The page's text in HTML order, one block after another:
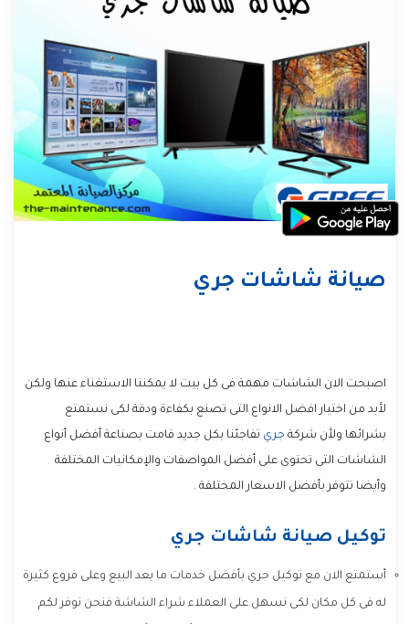
صيانة شاشات جري
اصبحت الان الشاشات مهمة فى كل بيت لا يمكننا الاستغناء عنها ولكن
لأبد من اختيار افضل الانواع التى تصنع بكفاءة ودقة لكى نستمتع
بشرائها ولأن شركة جري تفاجئنا بكل جديد قامت بصناعة أفضل أنواع
الشاشات التى تحتوى على أفضل المواصفات والإمكانيات المختلفة
وأيضا تتوفر بأفضل الاسعار المختلفة .
توكيل صيانة شاشات جري
أستمتع الان مع توكيل جري بأفضل خدمات ما بعد البيع وعلى فروع كثيرة
له فى كل مكان لكى نسهل على العملاء شراء الشاشة فنحن نوفر لكم